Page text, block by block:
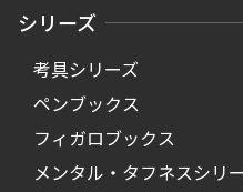
シリーズ
考具シリーズ
ペンブックス
フィガロブックス
メンタル・タフネスシリ